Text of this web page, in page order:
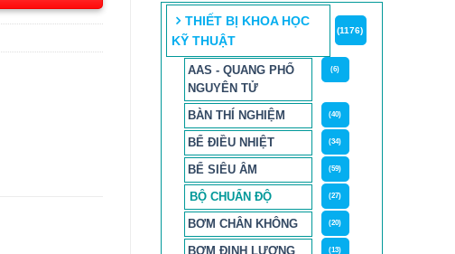
THIẾT BỊ KHOA HỌC
KỸ THUẬT
(1176)
AAS - QUANG PHỔ
NGUYÊN TỬ
(6)
BÀN THÍ NGHIỆM (40)
BỂ ĐIỀU NHIỆT (34)
BỂ SIÊU ÂM (59)
BỘ CHUẨN ĐỘ (27)
BƠM CHÂN KHÔNG (20)
BƠM ĐỊNH LƯỢNG (13)